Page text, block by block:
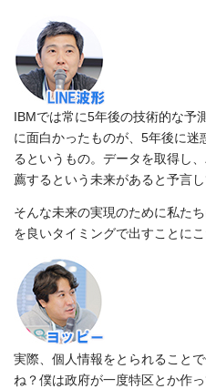
IBMでは常に5年後の技術的な予
に面白かったものが、5年後に
るというもの。データを取得し
薦するという未来があると予言し
そんな未来の実現のために私た
を良いタイミングで出すことに
実際、個人情報をとられること
ね？僕は政府が一度特区とか作